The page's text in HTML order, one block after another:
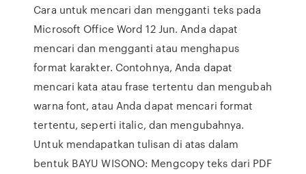
Cara untuk mencari dan mengganti teks pada
Microsoft Office Word 12 Jun. Anda dapat
mencari dan mengganti atau menghapus
format karakter. Contohnya, Anda dapat
mencari kata atau frase tertentu dan mengubah
warna font, atau Anda dapat mencari format
tertentu, seperti italic, dan mengubahnya.
Untuk mendapatkan tulisan di atas dalam
bentuk BAYU WISONO: Mengcopy teks dari PDF